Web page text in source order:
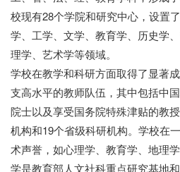
校现有28个学院和研究中心，设置
学、工学、文学、教育学、历史学
理学、艺术学等领域。
学校在教学和科研方面取得了显著
支高水平的教师队伍，其中包括中
院士以及享受国务院特殊津贴的教
机构和19个省级科研机构。学校在
术声誉，如心理学、教育学、地理
学是教育部人文社科重点研究基地